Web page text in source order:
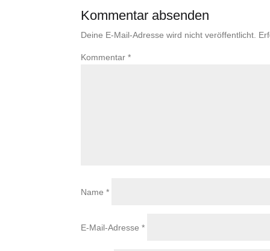
Kommentar absenden
Deine E-Mail-Adresse wird nicht veröffentlicht.
Kommentar*
Name*
E-Mail-Adresse*